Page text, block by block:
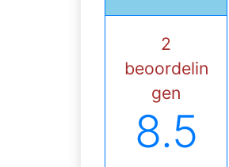
2
beoordelin
gen
8.5